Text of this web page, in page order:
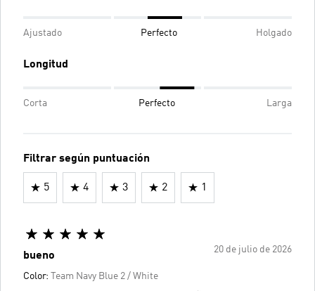
Ajustado Perfecto Holgado
Longitud
Corta Perfecto Larga
Filtrar según puntuación
5 4 3 2 1
20 de julio de 2026
bueno
Color: Team Navy Blue 2 / White